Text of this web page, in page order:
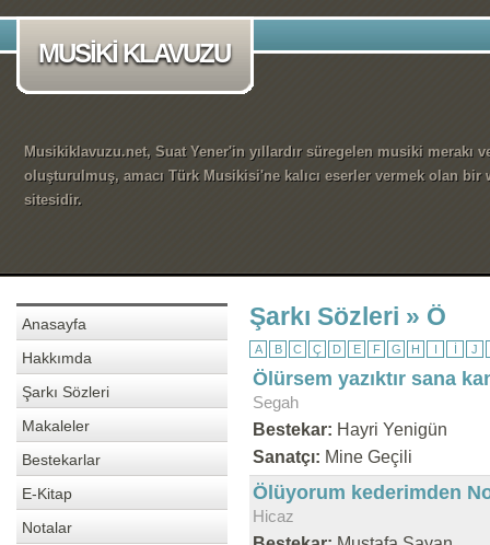
MUSİKİ KLAVUZU
Musikiklavuzu.net, Suat Yener'in yıllardır süregelen musiki merakı
oluşturulmuş, amacı Türk Musikisi'ne kalıcı eserler vermek olan bir
sitesidir.
Anasayfa
Hakkımda
Şarkı Sözleri
Makaleler
Bestekarlar
E-Kitap
Notalar
Şarkı Sözleri » Ö
A B C Ç D E F G H I İ J
Ölürsem yazıktır sana
Segah
Bestekar: Hayri Yenigün
Sanatçı: Mine Geçili
Ölüyorum kederimden
Hicaz